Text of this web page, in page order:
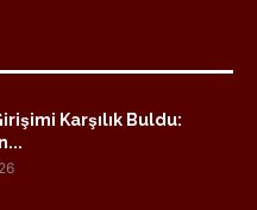
Karşılık Buldu: